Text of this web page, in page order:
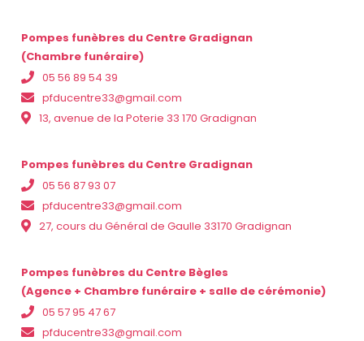
Pompes funèbres du Centre Gradignan
(Chambre funéraire)
05 56 89 54 39
pfducentre33@gmail.com
13, avenue de la Poterie 33 170 Gradignan
Pompes funèbres du Centre Gradignan
05 56 87 93 07
pfducentre33@gmail.com
27, cours du Général de Gaulle 33170 Gradignan
Pompes funèbres du Centre Bègles
(Agence + Chambre funéraire + salle de cérémonie)
05 57 95 47 67
pfducentre33@gmail.com